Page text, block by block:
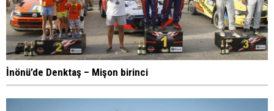
İnönü’de Denktaş – Mişon birinci